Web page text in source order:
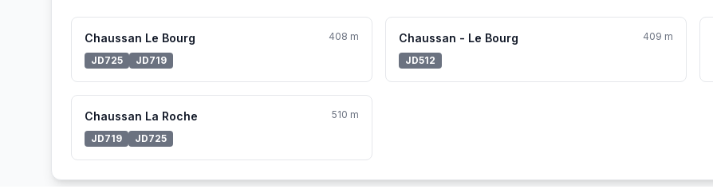
Chaussan Le Bourg
408 m
JD725
JD719
Chaussan - Le Bourg
409 m
JD512
Chaussan La Roche
510 m
JD719
JD725